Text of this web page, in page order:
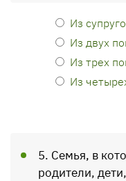
Из
Из двух
Из трех
Из
5. Семья, в
родители,